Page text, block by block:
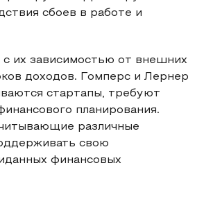
сбоев в работе и
их зависимостью от внешних
доходов. Гомперс и Лернер
стартапы, требуют
планирования.
различные
свою
финансовых